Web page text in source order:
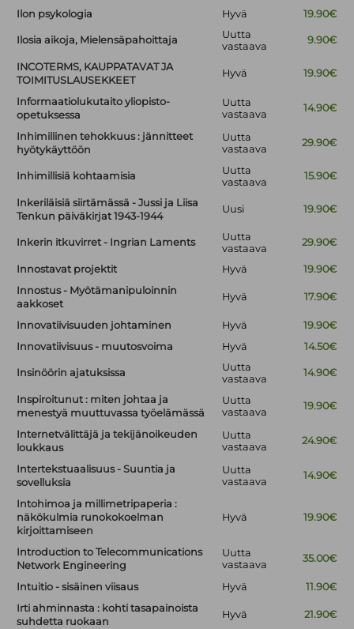
Ilon psykologia Hyvä 19.90€
Ilosia aikoja, Mielensäpahoittaja
Uutta
vastaava
9.90€
INCOTERMS, KAUPPATAVAT JA
TOIMITUSLAUSEKKEET
Hyvä 19.90€
Informaatiolukutaito yliopisto-
opetuksessa
Uutta
vastaava
14.90€
Inhimillinen tehokkuus : jännitteet
hyötykäyttöön
Uutta
vastaava
29.90€
Inhimillisiä kohtaamisia
Uutta
vastaava
15.90€
Inkeriläisiä siirtämässä - Jussi ja Liisa
Tenkun päiväkirjat 1943-1944
Uusi 19.90€
Inkerin itkuvirret - Ingrian Laments
Uutta
vastaava
29.90€
Innostavat projektit Hyvä
19.90€
Innostus - Myötämanipuloinnin
aakkoset
Hyvä 17.90€
Innovatiivisuuden johtaminen Hyvä
19.90€
Innovatiivisuus - muutosvoima
Hyvä 14.50€
Insinöörin ajatuksissa
Uutta
vastaava
14.90€
Inspiroitunut : miten johtaa ja
menestyä muuttuvassa työelämässä
Uutta
vastaava
19.90€
Internetvälittäjä ja tekijänoikeuden
loukkaus
Uutta
vastaava
24.90€
Intertekstuaalisuus - Suuntia ja
sovelluksia
Uutta
vastaava
14.90€
Intohimoa ja millimetripaperia :
näkökulmia runokokoelman
kirjoittamiseen
Hyvä 19.90€
Introduction to Telecommunications
Network Engineering
Uutta
vastaava
35.00€
Intuitio - sisäinen viisaus Hyvä
11.90€
Irti ahminnasta : kohti tasapainoista
suhdetta ruokaan
Hyvä 21.90€